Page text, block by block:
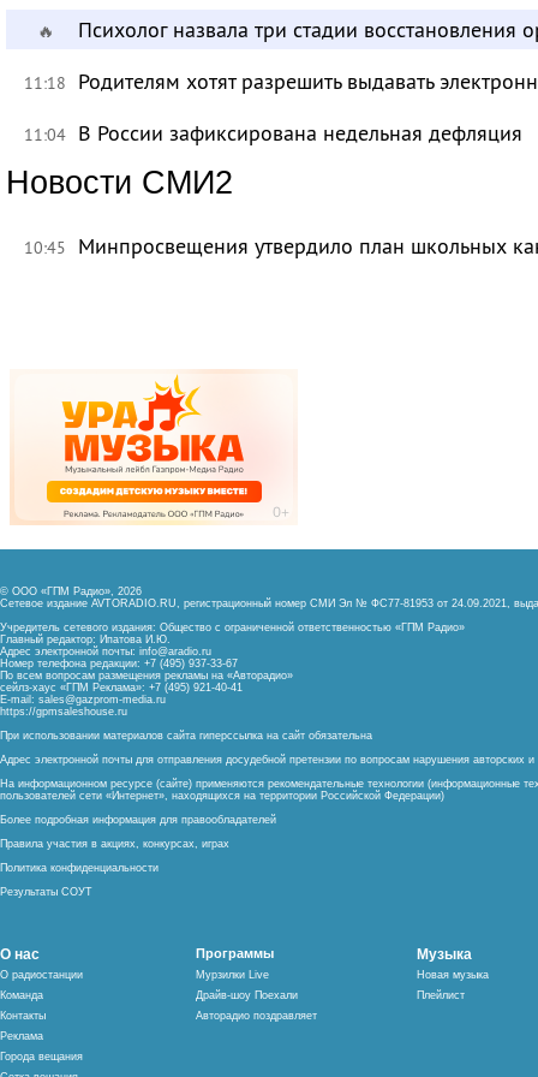
🔥 Психолог назвала три стадии восстановления
11:18 Родителям хотят разрешить выдавать
11:04 В России зафиксирована недельная дефляция
Новости СМИ2
10:45 Минпросвещения утвердило план школьных
© ООО «ГПМ Радио», 2026
Сетевое издание AVTORADIO.RU, регистрационный номер СМИ Эл № ФС77-81953 от 24.09.2021,
Учредитель сетевого издания: Общество с ограниченной ответственностью «ГПМ Радио»
Главный редактор: Ипатова И.Ю.
Адрес электронной почты: info@aradio.ru
Номер телефона редакции: +7 (495) 937-33-67
По всем вопросам размещения рекламы на «Авторадио»
сейлз-хаус «ГПМ Реклама»: +7 (495) 921-40-41
E-mail: sales@gazprom-media.ru
https://gpmsaleshouse.ru
При использовании материалов сайта гиперссылка на сайт обязательна
Адрес электронной почты для отправления досудебной претензии по вопросам нарушения авторских
На информационном ресурсе (сайте) применяются рекомендательные технологии (информационные
пользователей сети «Интернет», находящихся на территории Российской Федерации)
Более подробная информация для правообладателей
Правила участия в акциях, конкурсах, играх
Политика конфиденциальности
Результаты СОУТ
О нас
О радиостанции
Команда
Контакты
Реклама
Города вещания
Программы
Мурзилки Live
Драйв-шоу Поехали
Авторадио поздравляет
Музыка
Новая музыка
Плейлист